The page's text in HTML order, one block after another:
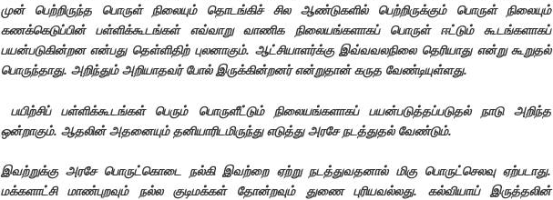
முன் பெற்றிருந்த பொருள் நிலையும் தொடங்கிச் சில ஆண்டுகளில் பெற்றிருக்கும் பொருள் நிலையும்
கணக்கெடுப்பின் பள்ளிக்கூடங்கள் எவ்வாறு வாணிக நிலையங்களாகப் பொருள் ஈட்டும் கூடங்களாகப்
பயன்படுகின்றன என்பது தெள்ளிதிற் புலனாகும். ஆட்சியாளர்க்கு இவ்வவலநிலை தெரியாது என்று கூறுதல்
பொருந்தாது. அறிந்தும் அறியாதவர் போல் இருக்கின்றனர் என்றுதான் கருத வேண்டியுள்ளது.
பயிற்சிப் பள்ளிக்கூடங்கள் பெரும் பொருளீட்டும் நிலையங்களாகப் பயன்படுத்தப்படுதல் நாடு அறிந்த
ஒன்றாகும். ஆதலின் அதனையும் தனியாரிடமிருந்து எடுத்து அரசே நடத்துதல் வேண்டும்.
இவற்றுக்கு அரசே பொருட்கொடை நல்கி இவற்றை ஏற்று நடத்துவதனால் மிகு பொருட்செலவு ஏற்படாது.
மக்களாட்சி மாண்புறவும் நல்ல குடிமக்கள் தோன்றவும் துணை புரியவல்லது. கல்வியாய் இருத்தலின்